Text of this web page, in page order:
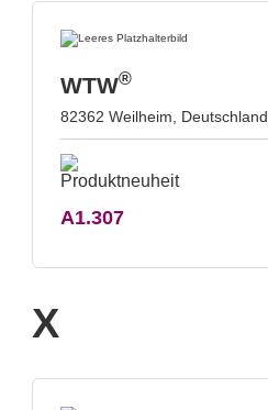
WTW®
82362 Weilheim, Deutschland
A1.307
X